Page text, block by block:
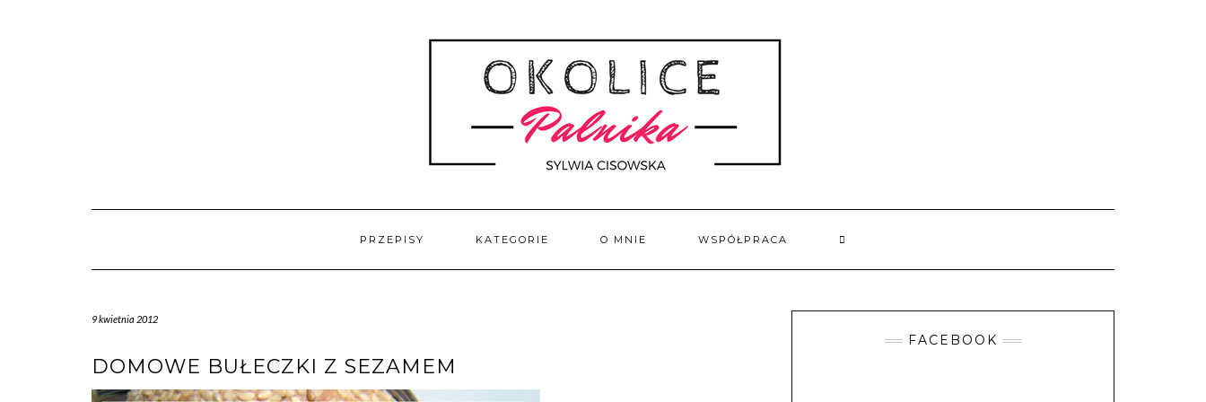
PRZEPISY KATEGORIE O MNIE WSPÓŁPRACA
9 kwietnia 2012
DOMOWE BUŁECZKI Z SEZAMEM
FACEBOOK